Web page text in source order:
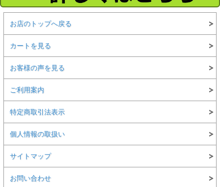
お店のトップへ戻る
カートを見る
お客様の声を見る
ご利用案内
特定商取引法表示
個人情報の取扱い
サイトマップ
お問い合わせ